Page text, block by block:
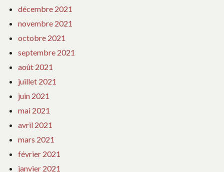
décembre 2021
novembre 2021
octobre 2021
septembre 2021
août 2021
juillet 2021
juin 2021
mai 2021
avril 2021
mars 2021
février 2021
janvier 2021